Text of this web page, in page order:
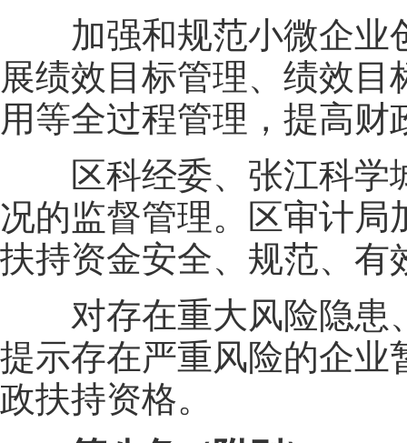
加强和规范小微企业
展绩效目标管理、绩效
用等全过程管理，提高
区科经委、张江科学
况的监督管理。区审计局
扶持资金安全、规范、有
对存在重大风险隐患
提示存在严重风险的企业
政扶持资格。